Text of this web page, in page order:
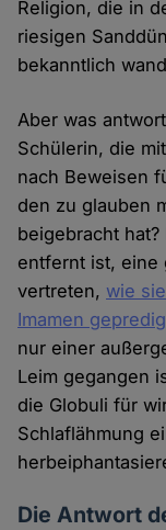
Religion, die in
riesigen
bekanntlich
Aber was
Schülerin, die
nach Beweisen
den zu glauben
beigebracht
entfernt ist, eine
vertreten, wie
Imamen
nur einer
Leim gegangen
die Globuli für
Schlaflähmung
Die Antwort